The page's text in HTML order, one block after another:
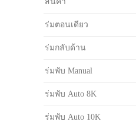
ร่มตอนเดียว
ร่มกลับด้าน
ร่มพับ Manual
ร่มพับ Auto 8K
ร่มพับ Auto 10K